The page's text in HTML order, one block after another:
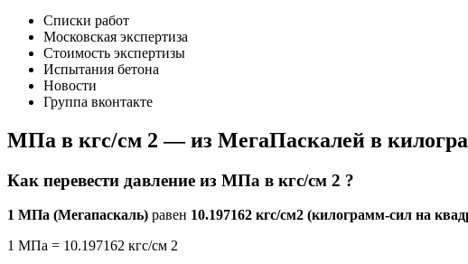
Списки работ
Московская экспертиза
Стоимость экспертизы
Испытания бетона
Новости
Группа вконтакте
МПа в кгс/см 2 — из МегаПаскалей в
Как перевести давление из МПа в кгс/см 2 ?
1 МПа (Мегапаскаль) равен 10.197162 кгс/см2 (килограмм-сил на
1 МПа = 10.197162 кгс/см 2